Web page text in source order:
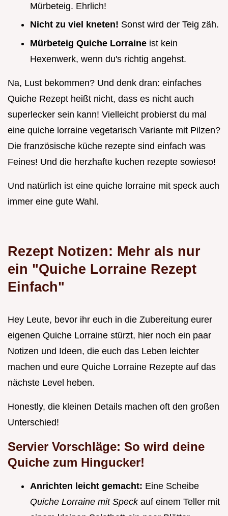
Mürbeteig. Ehrlich!
Nicht zu viel kneten! Sonst wird der Teig zäh.
Mürbeteig Quiche Lorraine ist kein
Hexenwerk, wenn du's richtig angehst.
Na, Lust bekommen? Und denk dran: einfaches
Quiche Rezept heißt nicht, dass es nicht auch
superlecker sein kann! Vielleicht probierst du mal
eine quiche lorraine vegetarisch Variante mit Pilzen?
Die französische küche rezepte sind einfach was
Feines! Und die herzhafte kuchen rezepte sowieso!
Und natürlich ist eine quiche lorraine mit speck auch
immer eine gute Wahl.
Rezept Notizen: Mehr als nur
ein "Quiche Lorraine Rezept
Einfach"
Hey Leute, bevor ihr euch in die Zubereitung eurer
eigenen Quiche Lorraine stürzt, hier noch ein paar
Notizen und Ideen, die euch das Leben leichter
machen und eure Quiche Lorraine Rezepte auf das
nächste Level heben.
Honestly, die kleinen Details machen oft den großen
Unterschied!
Servier Vorschläge: So wird deine
Quiche zum Hingucker!
Anrichten leicht gemacht: Eine Scheibe
Quiche Lorraine mit Speck auf einem Teller mit